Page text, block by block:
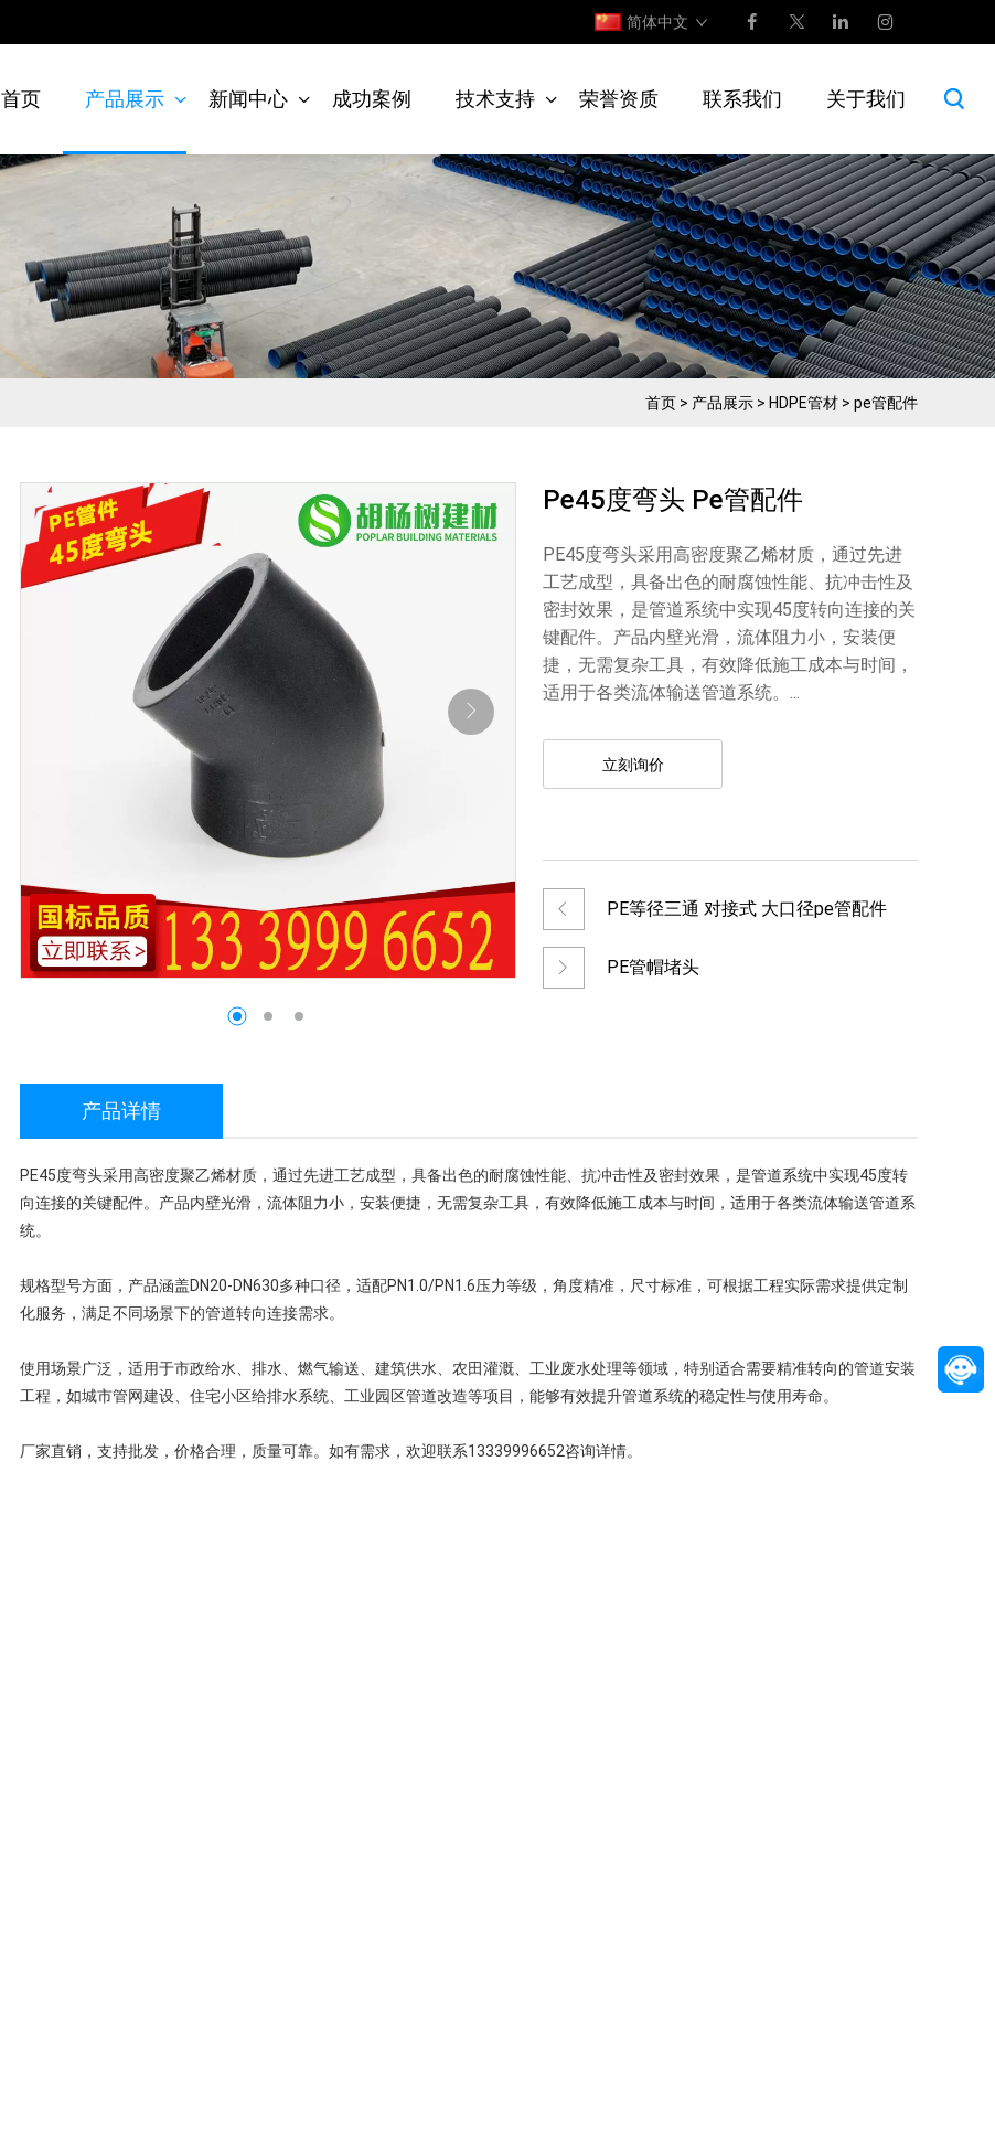
简体中文
首页 产品展示 新闻中心 成功案例 技术支持 荣誉资质 联系我们 关于我们
首页 > 产品展示 > HDPE管材 > pe管配件
Pe45度弯头 Pe管配件
PE45度弯头采用高密度聚乙烯材质，通过先进
工艺成型，具备出色的耐腐蚀性能、抗冲击性及
密封效果，是管道系统中实现45度转向连接的关
键配件。产品内壁光滑，流体阻力小，安装便
捷，无需复杂工具，有效降低施工成本与时间，
适用于各类流体输送管道系统。...
立刻询价
PE等径三通 对接式 大口径pe管配件
PE管帽堵头
产品详情
PE45度弯头采用高密度聚乙烯材质，通过先进工艺成型，具备出色的耐腐蚀性能、抗冲击性及密封效果，是管道系统中实现45度转
向连接的关键配件。产品内壁光滑，流体阻力小，安装便捷，无需复杂工具，有效降低施工成本与时间，适用于各类流体输送管道系
统。
规格型号方面，产品涵盖DN20-DN630多种口径，适配PN1.0/PN1.6压力等级，角度精准，尺寸标准，可根据工程实际需求提供定制
化服务，满足不同场景下的管道转向连接需求。
使用场景广泛，适用于市政给水、排水、燃气输送、建筑供水、农田灌溉、工业废水处理等领域，特别适合需要精准转向的管道安装
工程，如城市管网建设、住宅小区给排水系统、工业园区管道改造等项目，能够有效提升管道系统的稳定性与使用寿命。
厂家直销，支持批发，价格合理，质量可靠。如有需求，欢迎联系13339996652咨询详情。